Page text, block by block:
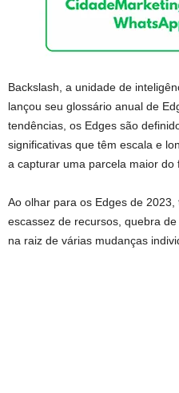
Backslash, a unidade de
lançou seu glossário anual de
tendências, os Edges são
significativas que têm escala e
a capturar uma parcela maior do
Ao olhar para os Edges de
escassez de recursos, quebra
na raiz de várias mudanças